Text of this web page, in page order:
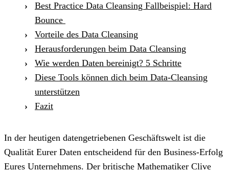
Best Practice Data Cleansing Fallbeispiel: Hard
Bounce
Vorteile des Data Cleansing
Herausforderungen beim Data Cleansing
Wie werden Daten bereinigt? 5 Schritte
Diese Tools können dich beim Data-Cleansing
unterstützen
Fazit
In der heutigen datengetriebenen Geschäftswelt ist die
Qualität Eurer Daten entscheidend für den Business-Erfolg
Eures Unternehmens. Der britische Mathematiker Clive